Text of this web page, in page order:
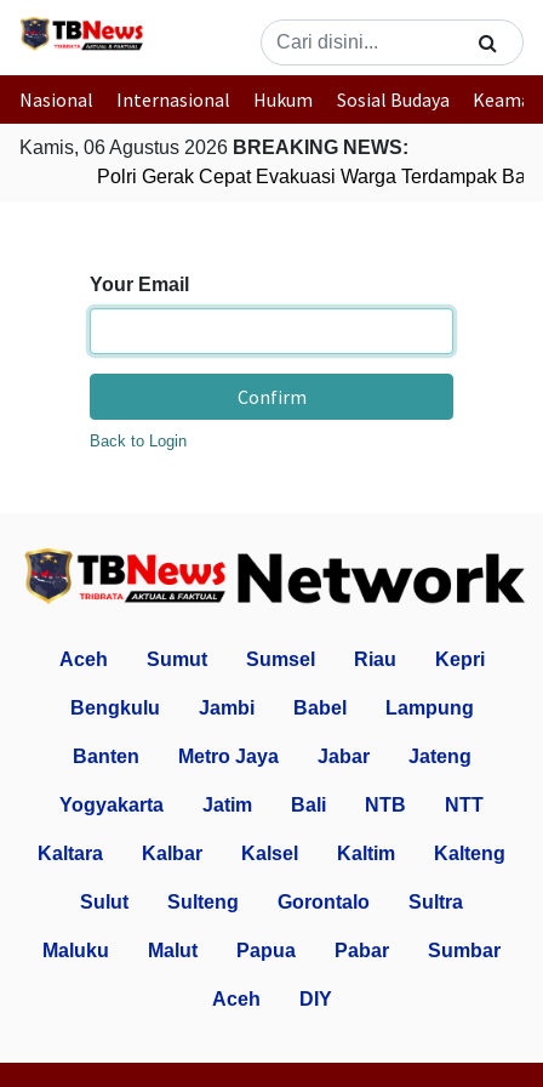
Nasional Internasional Hukum Sosial Budaya
Kamis, 06 Agustus 2026 BREAKING NEWS:
Polri Gerak Cepat Evakuasi Warga Terdampak
Your Email
Confirm
Back to Login
Aceh Sumut Sumsel Riau Kepri
Bengkulu Jambi Babel Lampung
Banten Metro Jaya Jabar Jateng
Yogyakarta Jatim Bali NTB NTT
Kaltara Kalbar Kalsel Kaltim Kalteng
Sulut Sulteng Gorontalo Sultra
Maluku Malut Papua Pabar Sumbar
Aceh DIY